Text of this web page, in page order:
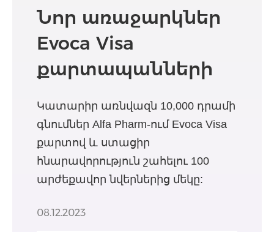
Նոր առաջարկներ
Evoca Visa
քարտապանների
ընդառաջ
Կատարիր առնվազն 10,000 դրամի
գնումներ Alfa Phаrm-ում Evoca Visa
քարտով և ստացիր
հնարավորություն շահելու 100
արժեքավոր նվերներից մեկը:
08.12.2023